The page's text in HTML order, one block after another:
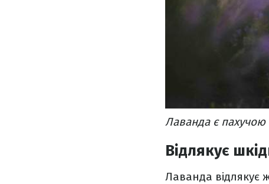
Лаванда є
Відлякує
Лаванда відлякує